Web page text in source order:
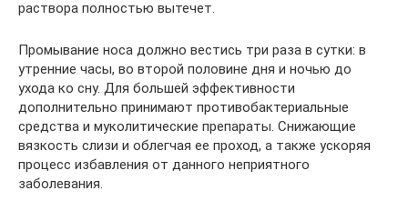
раствора полностью вытечет.
Промывание носа должно вестись три раза в сутки: в
утренние часы, во второй половине дня и ночью до
ухода ко сну. Для большей эффективности
дополнительно принимают противобактериальные
средства и муколитические препараты. Снижающие
вязкость слизи и облегчая ее проход, а также ускоряя
процесс избавления от данного неприятного
заболевания.